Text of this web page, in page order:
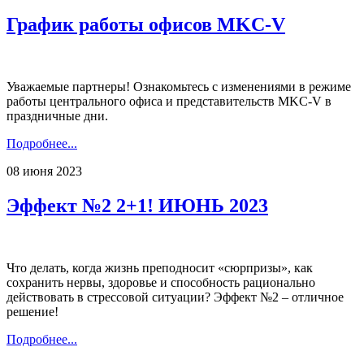
График работы офисов MKC-V
Уважаемые партнеры! Ознакомьтесь с изменениями в режиме
работы центрального офиса и представительств MKC-V в
праздничные дни.
Подробнее...
08 июня 2023
Эффект №2 2+1! ИЮНЬ 2023
Что делать, когда жизнь преподносит «сюрпризы», как
сохранить нервы, здоровье и способность рационально
действовать в стрессовой ситуации? Эффект №2 – отличное
решение!
Подробнее...